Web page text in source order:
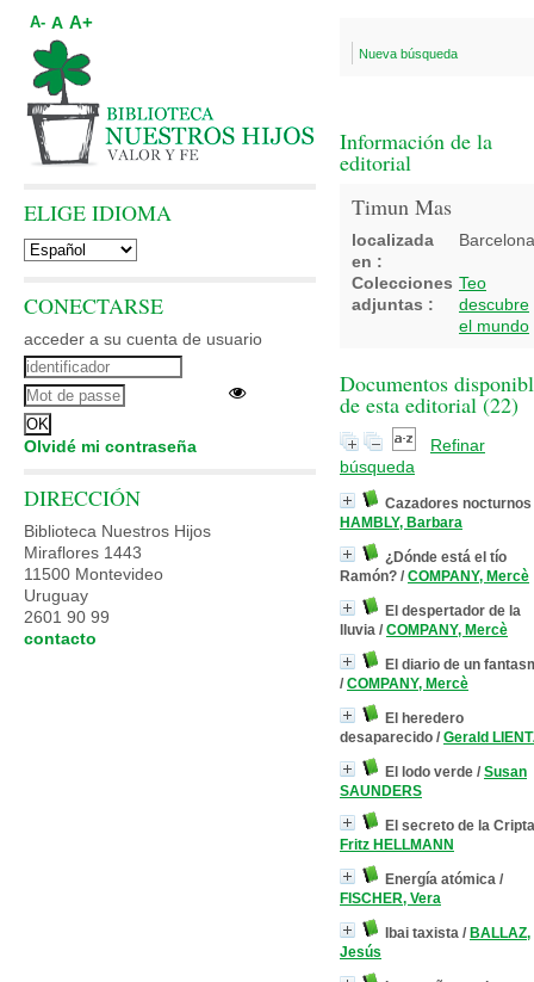
Nueva búsqueda
Información de la
editorial
Timun Mas
localizada
en :
Barcelona
Colecciones
adjuntas :
Teo
descubre
el mundo
Documentos
de esta editorial (22)
Refinar
búsqueda
Cazadores nocturnos
HAMBLY, Barbara
¿Dónde está el tío
Ramón? / COMPANY, Mercè
El despertador de la
lluvia / COMPANY, Mercè
El diario de un
/ COMPANY, Mercè
El heredero
desaparecido / Gerald
El lodo verde / Susan
SAUNDERS
El secreto de la Cripta
Fritz HELLMANN
Energía atómica /
FISCHER, Vera
Ibai taxista / BALLAZ,
Jesús
A- A A+
ELIGE IDIOMA
CONECTARSE
acceder a su cuenta de usuario
Olvidé mi contraseña
DIRECCIÓN
Biblioteca Nuestros Hijos
Miraflores 1443
11500 Montevideo
Uruguay
2601 90 99
contacto